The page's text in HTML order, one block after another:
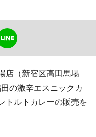
店（新宿区高田馬場
の激辛エスニックカ
トルトカレーの販売を